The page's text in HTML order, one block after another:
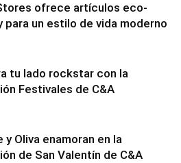
ofrece artículos eco-
para un estilo de vida moderno
tu lado rockstar con la
Festivales de C&A
y Oliva enamoran en la
de San Valentín de C&A